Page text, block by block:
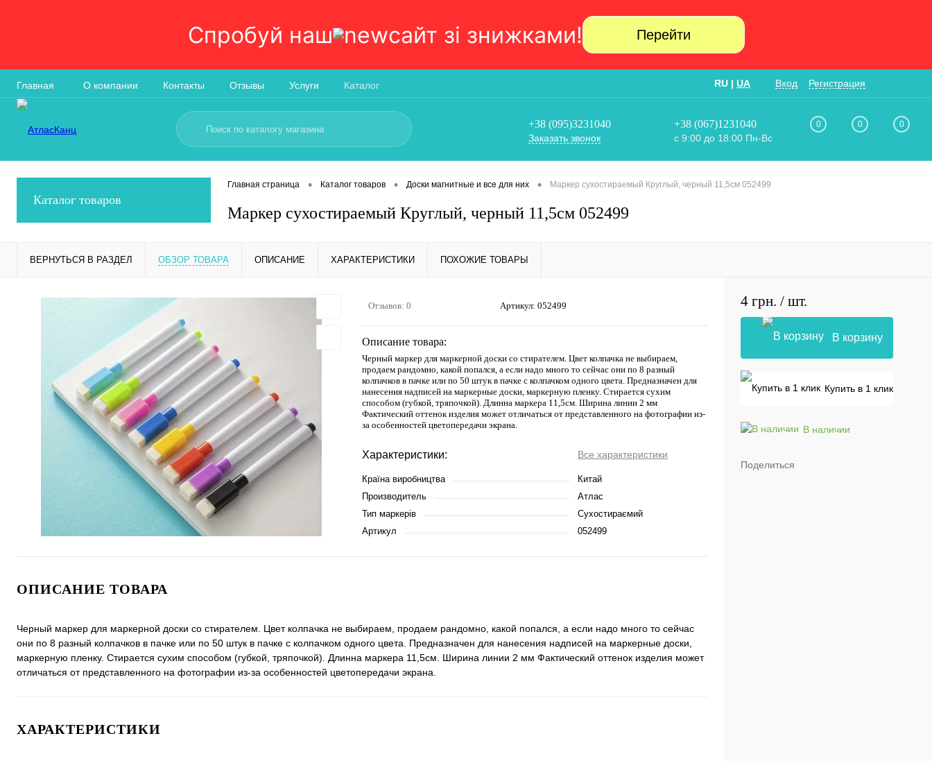
Спробуй наш сайт зi знижками! Перейти
Главная О компании Контакты Отзывы Услуги Каталог RU | UA Вход Регистрация
+38 (095)3231040
Заказать звонок
+38 (067)1231040
с 9:00 до 18:00 Пн-Вс
0 0 0
Каталог товаров
Главная страница • Каталог товаров • Доски магнитные и все для них • Маркер сухостираемый Круглый, черный 11,5см 052499
Маркер сухостираемый Круглый, черный 11,5см 052499
ВЕРНУТЬСЯ В РАЗДЕЛ ОБЗОР ТОВАРА ОПИСАНИЕ ХАРАКТЕРИСТИКИ ПОХОЖИЕ ТОВАРЫ
Отзывов: 0 Артикул: 052499
Описание товара:
Черный маркер для маркерной доски со стирателем. Цвет колпачка не выбираем,
продаем рандомно, какой попался, а если надо много то сейчас они по 8 разный
колпачков в пачке или по 50 штук в пачке с колпачком одного цвета. Предназначен для
нанесения надписей на маркерные доски, маркерную пленку. Стирается сухим
способом (губкой, тряпочкой). Длинна маркера 11,5см. Ширина линии 2 мм
Фактический оттенок изделия может отличаться от представленного на фотографии из-
за особенностей цветопередачи экрана.
Характеристики: Все характеристики
Країна виробництва
Китай
Производитель
Атлас
Тип маркерів
Сухостираємий
Артикул
052499
ОПИСАНИЕ ТОВАРА
Черный маркер для маркерной доски со стирателем. Цвет колпачка не выбираем, продаем рандомно, какой попался, а если надо много то сейчас
они по 8 разный колпачков в пачке или по 50 штук в пачке с колпачком одного цвета. Предназначен для нанесения надписей на маркерные доски,
маркерную пленку. Стирается сухим способом (губкой, тряпочкой). Длинна маркера 11,5см. Ширина линии 2 мм Фактический оттенок изделия может
отличаться от представленного на фотографии из-за особенностей цветопередачи экрана.
ХАРАКТЕРИСТИКИ
4 грн. / шт.
В корзину
Купить в 1 клик
В наличии
Поделиться